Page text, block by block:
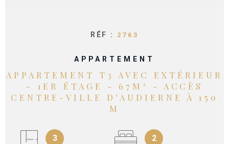
RÉF : 2763
APPARTEMENT
APPARTEMENT T3 AVEC EXTÉRIEUR
- 1ER ÉTAGE - 67M² - ACCÈS
CENTRE-VILLE D'AUDIERNE À 150
M
3 2